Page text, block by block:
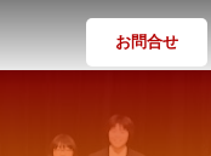
お問合せ